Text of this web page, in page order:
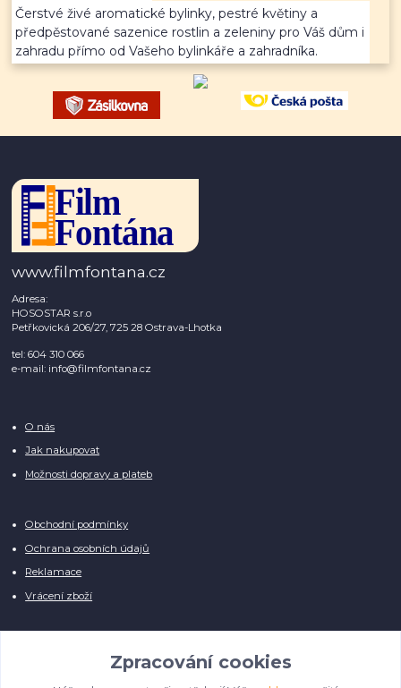
Čerstvé živé aromatické bylinky, pestré květiny a
předpěstované sazenice rostlin a zeleniny pro Váš dům i
zahradu přímo od Vašeho bylinkáře a zahradníka.
www.filmfontana.cz
Adresa:
HOSOSTAR s.r.o
Petřkovická 206/27, 725 28 Ostrava-Lhotka
tel: 604 310 066
e-mail: info@filmfontana.cz
O nás
Jak nakupovat
Možnosti dopravy a plateb
Obchodní podmínky
Ochrana osobních údajů
Reklamace
Vrácení zboží
Zpracování cookies